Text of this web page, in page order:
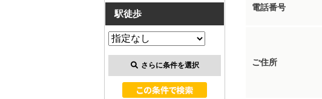
電話番号
ご住所
駅徒歩
さらに条件を選択